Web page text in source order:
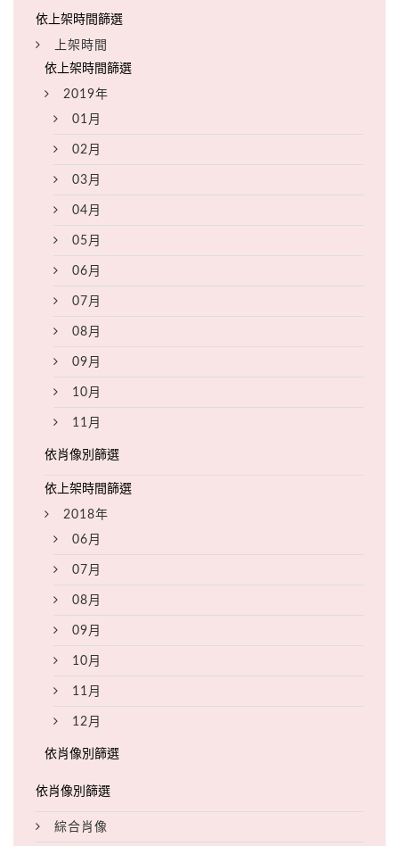
上架時間
2019年
01月
02月
03月
04月
05月
06月
07月
08月
09月
10月
11月
2018年
06月
07月
08月
09月
10月
11月
12月
綜合肖像